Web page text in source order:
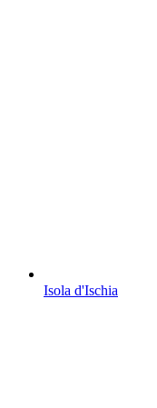
Isola d'Ischia